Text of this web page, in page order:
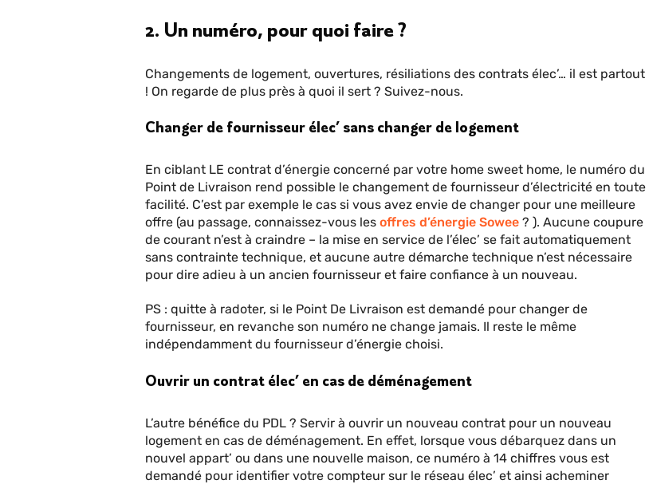
2. Un numéro, pour quoi faire ?
Changements de logement, ouvertures, résiliations des contrats élec’… il est partout
! On regarde de plus près à quoi il sert ? Suivez-nous.
Changer de fournisseur élec’ sans changer de logement
En ciblant LE contrat d’énergie concerné par votre home sweet home, le numéro du
Point de Livraison rend possible le changement de fournisseur d’électricité en toute
facilité. C’est par exemple le cas si vous avez envie de changer pour une meilleure
offre (au passage, connaissez-vous les offres d’énergie Sowee ? ). Aucune coupure
de courant n’est à craindre – la mise en service de l’élec’ se fait automatiquement
sans contrainte technique, et aucune autre démarche technique n’est nécessaire
pour dire adieu à un ancien fournisseur et faire confiance à un nouveau.
PS : quitte à radoter, si le Point De Livraison est demandé pour changer de
fournisseur, en revanche son numéro ne change jamais. Il reste le même
indépendamment du fournisseur d’énergie choisi.
Ouvrir un contrat élec’ en cas de déménagement
L’autre bénéfice du PDL ? Servir à ouvrir un nouveau contrat pour un nouveau
logement en cas de déménagement. En effet, lorsque vous débarquez dans un
nouvel appart’ ou dans une nouvelle maison, ce numéro à 14 chiffres vous est
demandé pour identifier votre compteur sur le réseau élec’ et ainsi acheminer